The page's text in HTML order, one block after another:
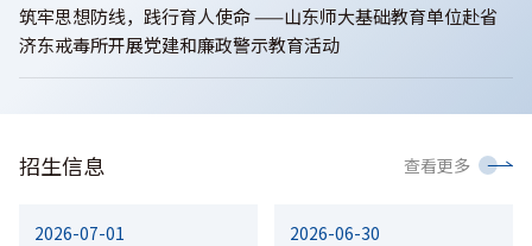
筑牢思想防线，践行育人使命 ——山东师大基础教育单位赴省
济东戒毒所开展党建和廉政警示教育活动
招生信息 查看更多
2026-07-01 2026-06-30